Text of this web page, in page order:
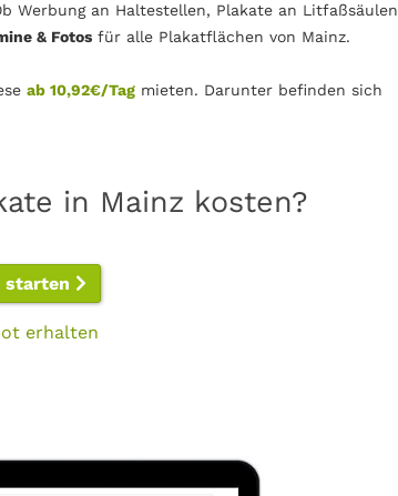
Werbung an Haltestellen, Plakate an Litfaßsäulen
& Fotos für alle Plakatflächen von Mainz.
ab 10,92€/Tag mieten. Darunter befinden sich
in Mainz kosten?
starten
erhalten